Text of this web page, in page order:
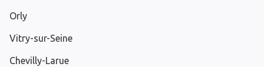
Orly
Vitry-sur-Seine
Chevilly-Larue